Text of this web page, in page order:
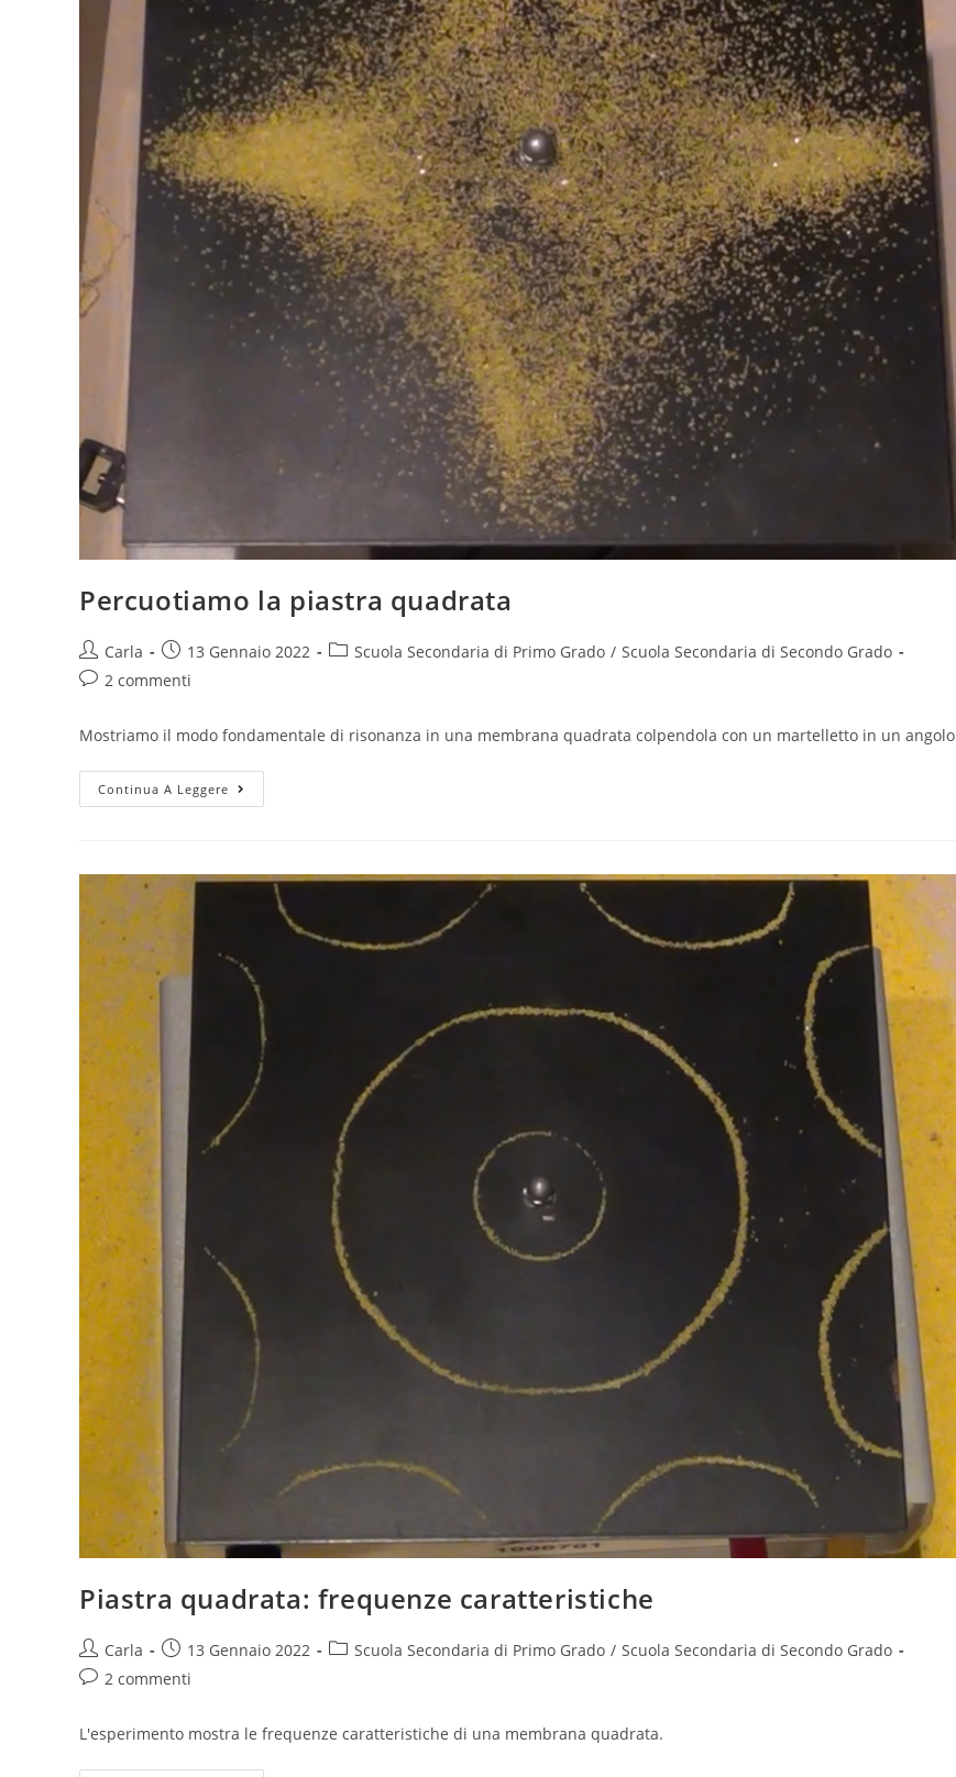
Percuotiamo la piastra quadrata
Post
author:
Carla
Post
published:
13 Gennaio 2022
PostScuola Secondaria di Primo Grado / Scuola Secondaria di Secondo Grado
Post2 commenti
Mostriamo il modo fondamentale di risonanza in una membrana quadrata colpendola con un martelletto in un angolo
Continua A Leggere
la
Piastra quadrata: frequenze caratteristiche
Post
author:
Carla
Post
published:
13 Gennaio 2022
PostScuola Secondaria di Primo Grado / Scuola Secondaria di Secondo Grado
Post2 commenti
L'esperimento mostra le frequenze caratteristiche di una membrana quadrata.